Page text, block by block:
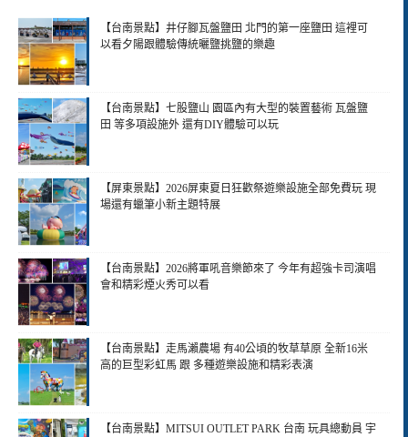
【台南景點】井仔腳瓦盤鹽田 北門的第一座鹽田 這裡可
以看夕陽跟體驗傳統曬鹽挑鹽的樂趣
【台南景點】七股鹽山 園區內有大型的裝置藝術 瓦盤鹽
田 等多項設施外 還有DIY體驗可以玩
【屏東景點】2026屏東夏日狂歡祭遊樂設施全部免費玩 現
場還有蠟筆小新主題特展
【台南景點】2026將軍吼音樂節來了 今年有超強卡司演唱
會和精彩煙火秀可以看
【台南景點】走馬瀨農場 有40公頃的牧草草原 全新16米
高的巨型彩虹馬 跟 多種遊樂設施和精彩表演
【台南景點】MITSUI OUTLET PARK 台南 玩具總動員 宇